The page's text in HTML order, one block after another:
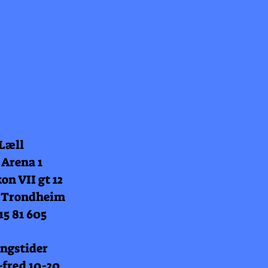
1
VII gt 12
Trondheim
81 605